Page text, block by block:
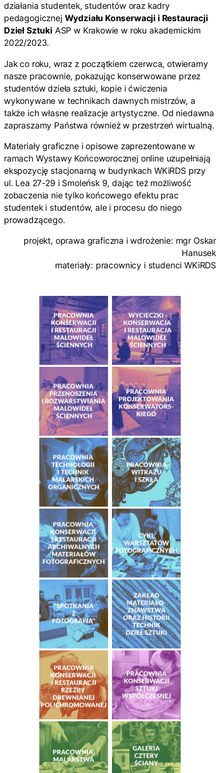
działania studentek, studentów oraz kadry
pedagogicznej Wydziału Konserwacji i Restauracji
Dzieł Sztuki ASP w Krakowie w roku akademickim
2022/2023.
Jak co roku, wraz z początkiem czerwca, otwieramy
nasze pracownie, pokazując konserwowane przez
studentów dzieła sztuki, kopie i ćwiczenia
wykonywane w technikach dawnych mistrzów, a
także ich własne realizacje artystyczne. Od niedawna
zapraszamy Państwa również w przestrzeń wirtualną.
Materiały graficzne i opisowe zaprezentowane w
ramach Wystawy Końcoworocznej online uzupełniają
ekspozycję stacjonarną w budynkach WKiRDS przy
ul. Lea 27-29 i Smoleńsk 9, dając też możliwość
zobaczenia nie tylko końcowego efektu prac
studentek i studentów, ale i procesu do niego
prowadzącego.
projekt, oprawa graficzna i wdrożenie: mgr Oskar
Hanusek
materiały: pracownicy i studenci WKiRDS